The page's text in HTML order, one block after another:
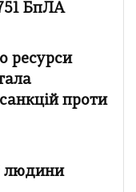
БпЛА
ресурси
проти
людини